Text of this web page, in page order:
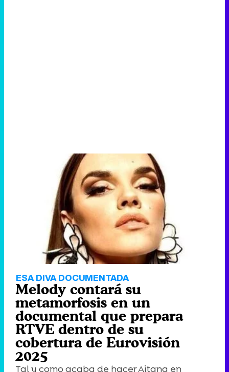
ESA DIVA DOCUMENTADA
Melody contará su
metamorfosis en un
documental que prepara
RTVE dentro de su
cobertura de Eurovisión
2025
Tal y como acaba de hacer Aitana en